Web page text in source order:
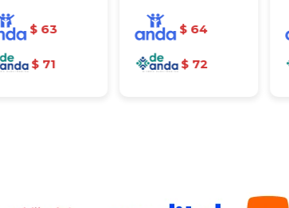
$ 63
$ 71
$ 64
$ 72